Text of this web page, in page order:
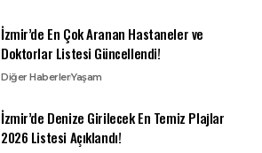
İzmir’de En Çok Aranan Hastaneler ve
Doktorlar Listesi Güncellendi!
Diğer HaberlerYaşam
İzmir’de Denize Girilecek En Temiz Plajlar
2026 Listesi Açıklandı!